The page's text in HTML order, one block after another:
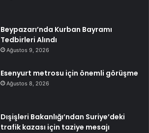
Beypazarı’nda Kurban Bayramı
Tedbirleri Alındı
Ağustos 9, 2026
Esenyurt metrosu için önemli görüşme
Ağustos 8, 2026
Dışişleri Bakanlığı’ndan Suriye’deki
trafik kazası için taziye mesajı